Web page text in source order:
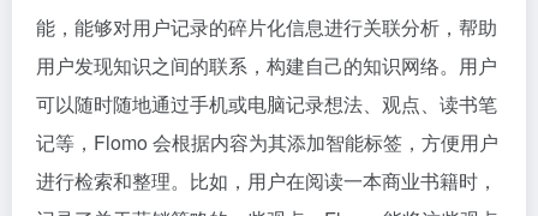
能，能够对用户记录的碎片化信息进行关联分析，帮助
用户发现知识之间的联系，构建自己的知识网络。用户
可以随时随地通过手机或电脑记录想法、观点、读书笔
记等，Flomo 会根据内容为其添加智能标签，方便用户
进行检索和整理。比如，用户在阅读一本商业书籍时，